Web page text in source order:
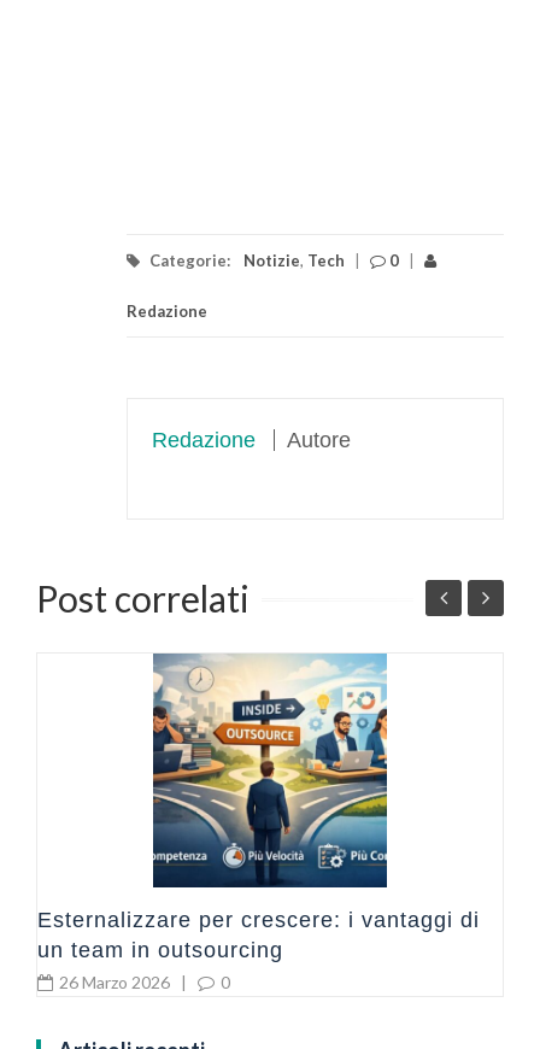
Categorie: Notizie, Tech 0
Redazione
Redazione Autore
Post correlati
Esternalizzare per crescere: i vantaggi di
un team in outsourcing
26 Marzo 2026 | 0